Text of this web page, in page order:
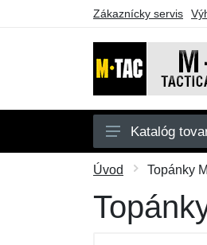
Zákaznícky servis
Pánske
Dámske
Doplnky
Katalóg
Úvod Topánky